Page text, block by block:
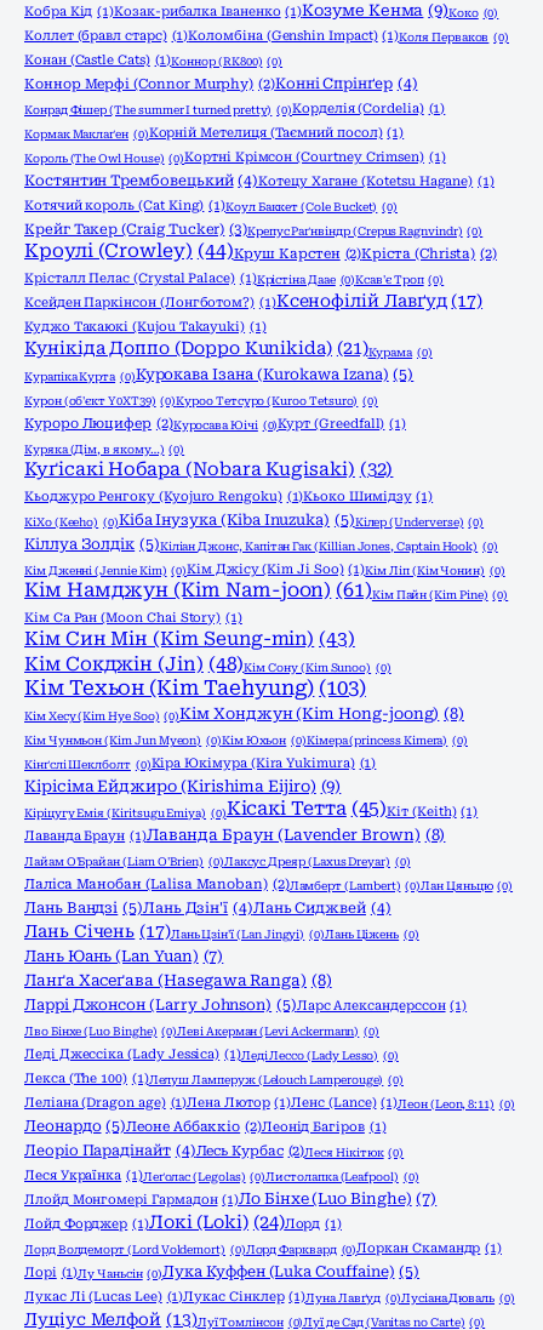
Кобра Кід (1)Козак-рибалка Іваненко (1)Козуме Кенма (9)Коко (0)
Коллет (бравл старс) (1)Коломбіна (Genshin Impact) (1)Коля Перваков (0)
Конан (Castle Cats) (1)Коннор (RK800) (0)
Коннор Мерфі (Connor Murphy) (2)Конні Спрінґер (4)
Конрад Фішер (The summer I turned pretty) (0)Корделія (Cordelia) (1)
Кормак Маклаґен (0)Корній Метелиця (Таємний посол) (1)
Король (The Owl House) (0)Кортні Крімсон (Courtney Crimsen) (1)
Костянтин Трембовецький (4)Котецу Хагане (Kotetsu Hagane) (1)
Котячий король (Cat King) (1)Коул Баккет (Cole Bucket) (0)
Крейг Такер (Craig Tucker) (3)Крепус Раґнвіндр (Crepus Ragnvindr) (0)
Кроулі (Crowley) (44)Круш Карстен (2)Кріста (Christa) (2)
Крісталл Пелас (Crystal Palace) (1)Крістіна Даае (0)Ксав'є Троп (0)
Ксейден Паркінсон (Лонгботом?) (1)Ксенофілій Лавґуд (17)
Куджо Такаюкі (Kujou Takayuki) (1)
Кунікіда Доппо (Doppo Kunikida) (21)Курама (0)
Курапіка Курта (0)Курокава Ізана (Kurokawa Izana) (5)
Курон (об'єкт Y0XT39) (0)Куроо Тетсуро (Kuroo Tetsuro) (0)
Куроро Люцифер (2)Куросава Юічі (0)Курт (Greedfall) (1)
Куряка (Дім, в якому…) (0)
Куґісакі Нобара (Nobara Kugisaki) (32)
Кьоджуро Ренгоку (Kyojuro Rengoku) (1)Кьоко Шимідзу (1)
КіХо (Keeho) (0)Кіба Інузука (Kiba Inuzuka) (5)Кілер (Underverse) (0)
Кіллуа Золдік (5)Кіліан Джонс, Капітан Гак (Killian Jones, Captain Hook) (0)
Кім Дженні (Jennie Kim) (0)Кім Джісу (Kim Ji Soo) (1)Кім Ліп (Кім Чонин) (0)
Кім Намджун (Kim Nam-joon) (61)Кім Пайн (Kim Pine) (0)
Кім Са Ран (Moon Chai Story) (1)
Кім Син Мін (Kim Seung-min) (43)
Кім Сокджін (Jin) (48)Кім Сону (Kim Sunoo) (0)
Кім Техьон (Kim Taehyung) (103)
Кім Хесу (Kim Hye Soo) (0)Кім Хонджун (Kim Hong-joong) (8)
Кім Чунмьон (Kim Jun Myeon) (0)Кім Юхьон (0)Кімера (princess Kimera) (0)
Кінґслі Шеклболт (0)Кіра Юкімура (Kira Yukimura) (1)
Кірісіма Ейджиро (Kirishima Eijiro) (9)
Кіріцугу Емія (Kiritsugu Emiya) (0)Кісакі Тетта (45)Кіт (Keith) (1)
Лаванда Браун (1)Лаванда Браун (Lavender Brown) (8)
Лайам О'Брайан (Liam O'Brien) (0)Лаксус Дреяр (Laxus Dreyar) (0)
Лаліса Манобан (Lalisa Manoban) (2)Ламберт (Lambert) (0)Лан Цяньцю (0)
Лань Вандзі (5)Лань Дзін'ї (4)Лань Сиджвей (4)
Лань Січень (17)Лань Цзін'ї (Lan Jingyi) (0)Лань Ціжень (0)
Лань Юань (Lan Yuan) (7)
Ланґа Хасеґава (Hasegawa Ranga) (8)
Ларрі Джонсон (Larry Johnson) (5)Ларс Александерссон (1)
Лво Бінхе (Luo Binghe) (0)Леві Акерман (Levi Ackermann) (0)
Леді Джессіка (Lady Jessica) (1)Леді Лессо (Lady Lesso) (0)
Лекса (The 100) (1)Лелуш Ламперуж (Lelouch Lamperouge) (0)
Леліана (Dragon age) (1)Лена Лютор (1)Ленс (Lance) (1)Леон (Leon, 8:11) (0)
Леонардо (5)Леоне Аббаккіо (2)Леонід Багіров (1)
Леоріо Парадінайт (4)Лесь Курбас (2)Леся Нікітюк (0)
Леся Українка (1)Леґолас (Legolas) (0)Листолапка (Leafpool) (0)
Ллойд Монгомері Гармадон (1)Ло Бінхе (Luo Binghe) (7)
Лойд Форджер (1)Локі (Loki) (24)Лорд (1)
Лорд Волдеморт (Lord Voldemort) (0)Лорд Фарквард (0)Лоркан Скамандр (1)
Лорі (1)Лу Чаньсін (0)Лука Куффен (Luka Couffaine) (5)
Лукас Лі (Lucas Lee) (1)Лукас Сінклер (1)Луна Лавґуд (0)Лусіана Дюваль (0)
Луціус Мелфой (13)Луї Томлінсон (0)Луї де Сад (Vanitas no Carte) (0)